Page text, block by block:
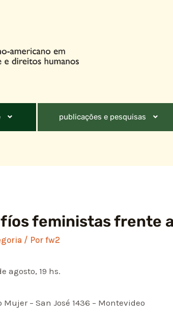
publicações e pesquisas
feministas frente
/ Porfw2
agosto, 19 hs.
Mujer – San José 1436 – Montevideo